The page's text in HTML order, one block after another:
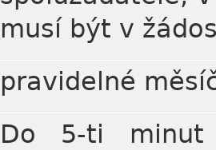
musí být v
pravidelné
Do 5-ti minut